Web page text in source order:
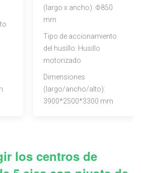
(largo x ancho): Φ850
mm
Tipo de accionamiento
del husillo: Husillo
motorizado
Dimensiones
(largo/ancho/alto):
3900*2500*3300 mm
los centros de